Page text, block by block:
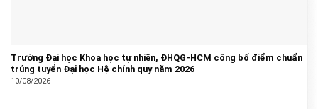
Trường Đại học Khoa học tự nhiên, ĐHQG-HCM công bố điểm chuẩn
trúng tuyển Đại học Hệ chính quy năm 2026
10/08/2026